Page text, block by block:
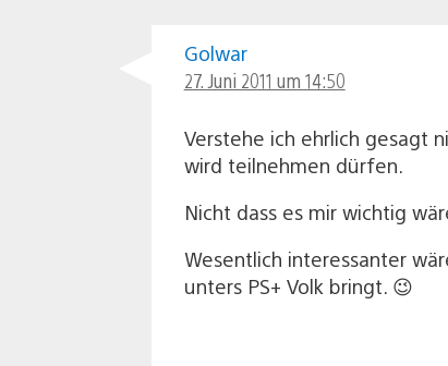
Golwar
27. Juni 2011 um 14:50
Verstehe ich ehrlich gesagt
wird teilnehmen dürfen.
Nicht dass es mir wichtig
Wesentlich interessanter
unters PS+ Volk bringt. 😉